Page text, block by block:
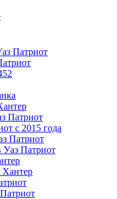
Патриот
Патриот
с 2015 года
Патриот
Уаз Патриот
Хантер